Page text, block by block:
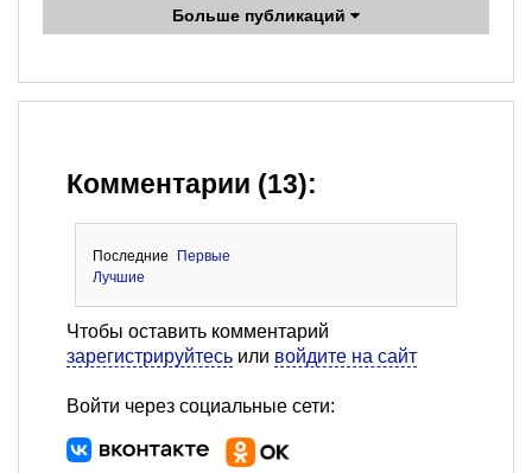
Больше публикаций
Комментарии (13):
Последние
Первые
Лучшие
Чтобы оставить комментарий
зарегистрируйтесь или войдите на сайт
Войти через социальные сети: